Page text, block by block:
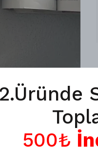
2.Üründe
500₺